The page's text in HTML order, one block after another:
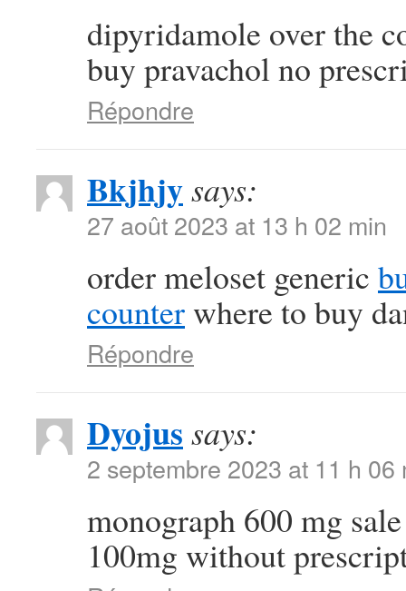
dipyridamole over the
buy pravachol no
Répondre
Bkjhjysays:
27 août 2023 at 13 h 02 min
order meloset generic
counterwhere to buy
Répondre
Dyojus says:
2 septembre 2023 at 11 h 06
monograph 600 mg
100mg without